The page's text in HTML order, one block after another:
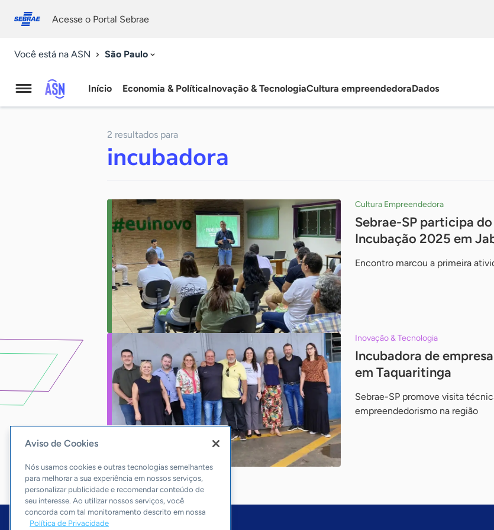
conosco
Acesse o Portal Sebrae
Você está na ASN São Paulo
Agência
Notícias
Início Economia & PolíticaInovação & TecnologiaCultura empreendedoraDados
2 resultados para
incubadora
Cultura Empreendedora
Sebrae-SP participa
Incubação 2025 em
Encontro marcou a primeira
Inovação & Tecnologia
Incubadora de
em Taquaritinga
Sebrae-SP promove visita
empreendedorismo na região
Aviso de Cookies
Nós usamos cookies e outras tecnologias semelhantes
para melhorar a sua experiência em nossos serviços,
personalizar publicidade e recomendar conteúdo de
seu interesse. Ao utilizar nossos serviços, você
concorda com tal monitoramento descrito em nossa
Política de Privacidade